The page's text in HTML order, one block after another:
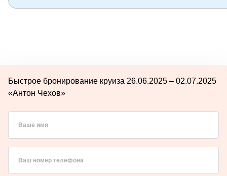
Быстрое бронирование круиза 26.06.2025 – 02.07.2025
«Антон Чехов»
Ваше имя
Ваш номер телефона